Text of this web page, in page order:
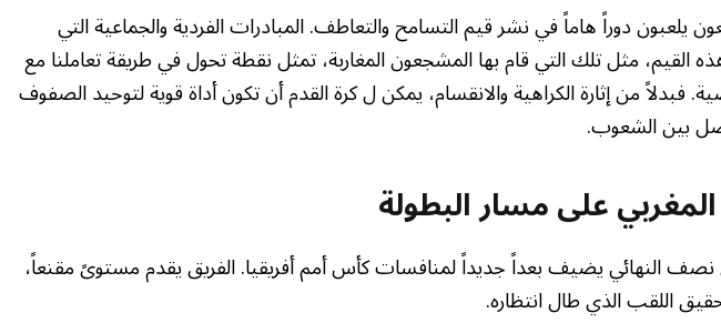
يلعبون دوراً هاماً في نشر قيم التسامح والتعاطف. المبادرات الفردية والجماعية التي
القيم، مثل تلك التي قام بها المشجعون المغاربة، تمثل نقطة تحول في طريقة تعاملنا مع
فبدلاً من إثارة الكراهية والانقسام، يمكن ل كرة القدم أن تكون أداة قوية لتوحيد الصفوف
بين الشعوب.
المغربي على مسار البطولة
النهائي يضيف بعداً جديداً لمنافسات كأس أمم أفريقيا. الفريق يقدم مستوىً مقنعاً،
اللقب الذي طال انتظاره.